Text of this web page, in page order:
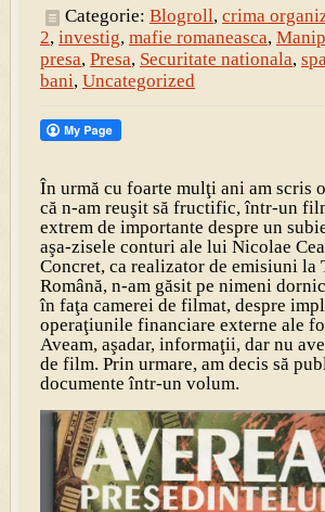
Categorie: Blogroll, crima
2, investig, mafie romaneasca,
presa, Presa, Securitate nationala,
bani, Uncategorized
În urmă cu foarte mulţi ani am scris
că n-am reuşit să fructific, într-un
extrem de importante despre un
aşa-zisele conturi ale lui Nicolae
Concret, ca realizator de emisiuni la
Română, n-am găsit pe nimeni
în faţa camerei de filmat, despre
operaţiunile financiare externe ale
Aveam, aşadar, informaţii, dar nu
de film. Prin urmare, am decis să
documente într-un volum.